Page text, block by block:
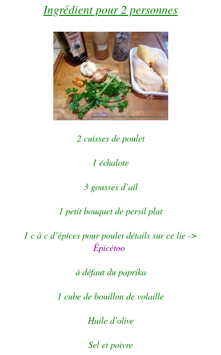
Ingrédient pour 2 personnes
2 cuisses de poulet
1 échalote
3 gousses d’ail
1 petit bouquet de persil plat
1 c à c d’épices pour poulet détails sur ce lie ->
Épicétoo
à défaut du paprika
1 cube de bouillon de volaille
Huile d’olive
Sel et poivre